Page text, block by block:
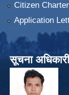
Citizen Charter
Application
सूचना अधिकारी